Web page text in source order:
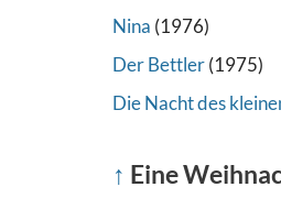
Nina (1976)
Der Bettler(1975)
Die Nacht des
↑ Eine